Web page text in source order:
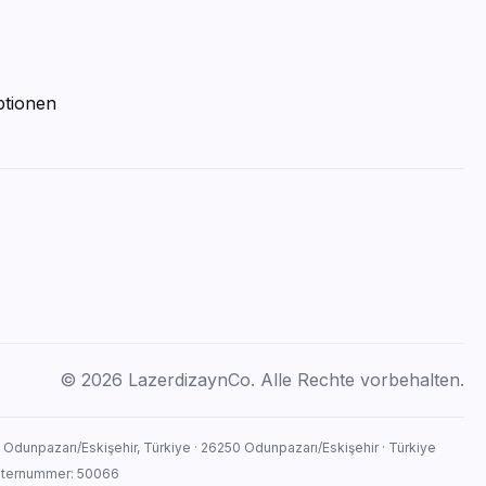
© 2026 LazerdizaynCo. Alle Rechte vorbehalten.
Eskişehir, Türkiye · 26250 Odunpazarı/Eskişehir · Türkiye
50066